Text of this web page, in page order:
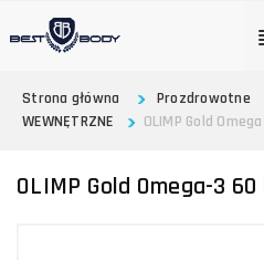
Strona główna
Prozdrowotne
WEWNĘTRZNE
OLIMP Gold
OLIMP Gold Omega-3 60